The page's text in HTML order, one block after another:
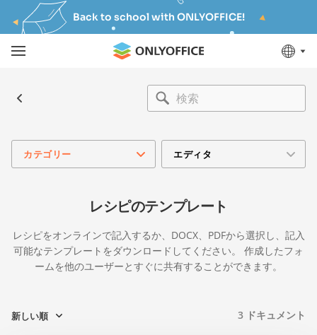
Back to school with ONLYOFFICE!
カテゴリー エディタ
レシピのテンプレート
レシピをオンラインで記入するか、DOCX、PDFから選択し、記入
可能なテンプレートをダウンロードしてください。 作成したフォ
ームを他のユーザーとすぐに共有することができます。
新しい順 3 ドキュメント